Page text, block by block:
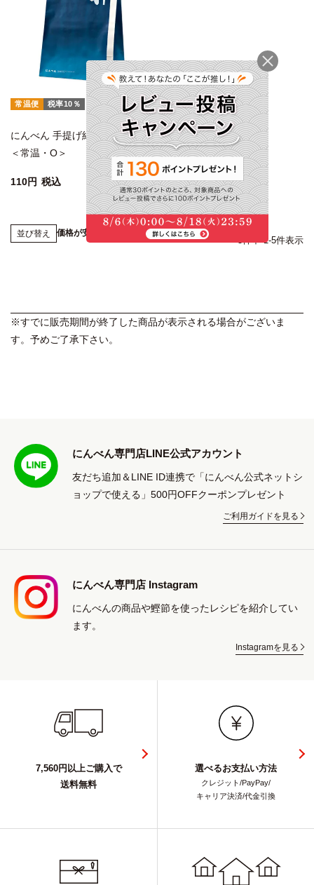
常温便 税率10％
にんべん 手提げ紙袋 特大 (F1)
＜常温・O＞
110 税込
並び替え 価格が安い順 価格が高い順新着順
5件中 1-5件表示
※すでに販売期間が終了した商品が表示される場合がございま
す。予めご了承下さい。
にんべん専門店LINE公式アカウント
友だち追加＆LINE ID連携で「にんべん公式ネットシ
ョップで使える」500円OFFクーポンプレゼント
ご利用ガイドを見る
にんべん専門店 Instagram
にんべんの商品や鰹節を使ったレシピを紹介してい
ます。
Instagramを見る
7,560円以上ご購入で
送料無料
選べるお支払い方法
クレジット/PayPay/
キャリア決済/代金引換